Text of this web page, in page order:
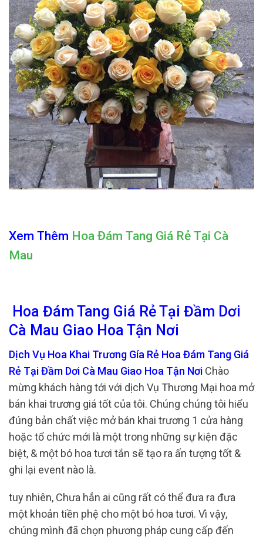
Xem Thêm Hoa Đám Tang Giá Rẻ Tại Cà
Mau
Hoa Đám Tang Giá Rẻ Tại Đầm Dơi
Cà Mau Giao Hoa Tận Nơi
Dịch Vụ Hoa Khai Trương Gía Rẻ Hoa Đám Tang Giá
Rẻ Tại Đầm Dơi Cà Mau Giao Hoa Tận Nơi Chào
mừng khách hàng tới với dịch Vụ Thương Mại hoa mở
bán khai trương giá tốt của tôi. Chúng chúng tôi hiểu
đúng bản chất việc mở bán khai trương 1 cửa hàng
hoặc tổ chức mới là một trong những sự kiện đặc
biệt, & một bó hoa tươi tắn sẽ tạo ra ấn tượng tốt &
ghi lại event nào là.
tuy nhiên, Chưa hẳn ai cũng rất có thể đưa ra đưa
một khoản tiền phệ cho một bó hoa tươi. Vì vậy,
chúng mình đã chọn phương pháp cung cấp đến